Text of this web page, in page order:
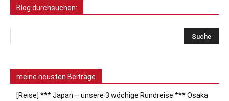
Blog durchsuchen:
meine neusten Beiträge
[Reise] *** Japan – unsere 3 wöchige Rundreise *** Osaka